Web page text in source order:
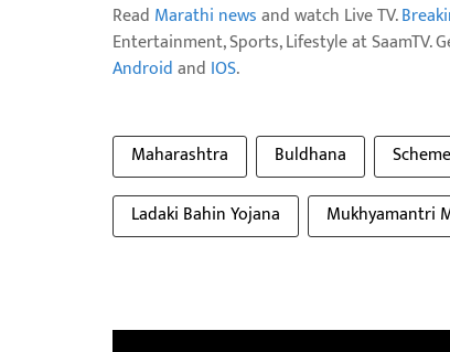
Read Marathi newsand watch Live TV.
Entertainment, Sports, Lifestyle at SaamTV.
Androidand IOS.
Maharashtra Buldhana Scheme
Ladaki Bahin Yojana
Mukhyamantri